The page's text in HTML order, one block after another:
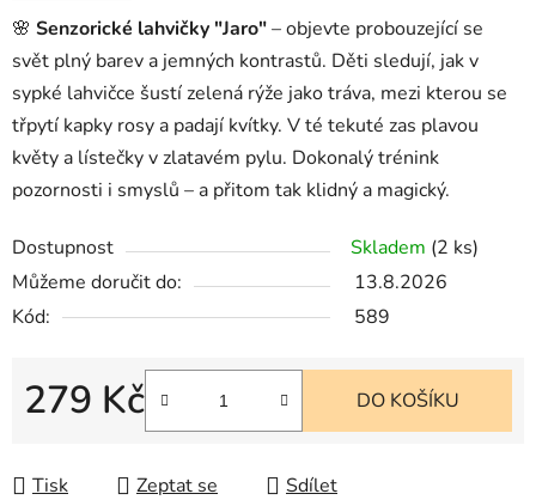
🌸 Senzorické lahvičky "Jaro"– objevte probouzející se
svět plný barev a jemných kontrastů. Děti sledují, jak v
sypké lahvičce šustí zelená rýže jako tráva, mezi kterou se
třpytí kapky rosy a padají kvítky. V té tekuté zas plavou
květy a lístečky v zlatavém pylu. Dokonalý trénink
pozornosti i smyslů – a přitom tak klidný a magický.
Dostupnost Skladem (2 ks)
Můžeme doručit do:
13.8.2026
Kód:
589
279 Kč DO KOŠÍKU
Tisk Zeptat se Sdílet